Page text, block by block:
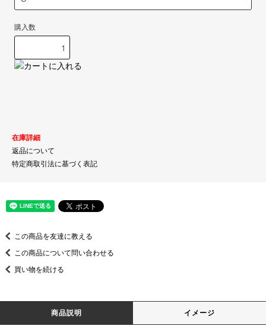
購入数
在庫詳細
返品について
特定商取引法に基づく表記
この商品を友達に教える
この商品について問い合わせる
買い物を続ける
商品説明 イメージ